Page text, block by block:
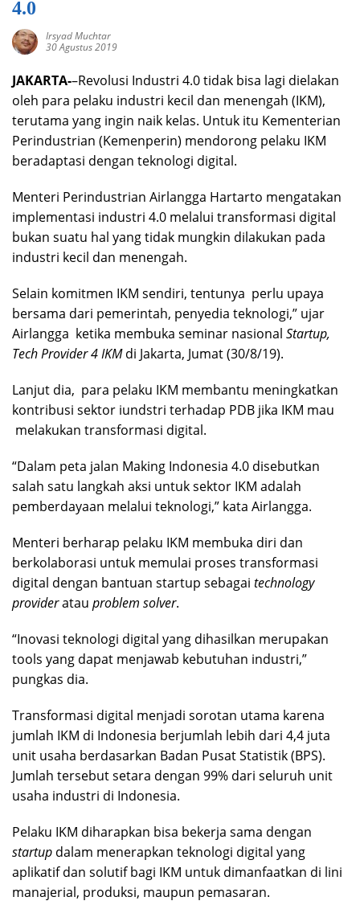
4.0
Irsyad Muchtar
30 Agustus 2019
JAKARTA-–Revolusi Industri 4.0 tidak bisa lagi dielakan
oleh para pelaku industri kecil dan menengah (IKM),
terutama yang ingin naik kelas. Untuk itu Kementerian
Perindustrian (Kemenperin) mendorong pelaku IKM
beradaptasi dengan teknologi digital.
Menteri Perindustrian Airlangga Hartarto mengatakan
implementasi industri 4.0 melalui transformasi digital
bukan suatu hal yang tidak mungkin dilakukan pada
industri kecil dan menengah.
Selain komitmen IKM sendiri, tentunya perlu upaya
bersama dari pemerintah, penyedia teknologi,” ujar
Airlangga ketika membuka seminar nasional Startup,
Tech Provider 4 IKMdi Jakarta, Jumat (30/8/19).
Lanjut dia, para pelaku IKM membantu meningkatkan
kontribusi sektor iundstri terhadap PDB jika IKM mau
melakukan transformasi digital.
“Dalam peta jalan Making Indonesia 4.0 disebutkan
salah satu langkah aksi untuk sektor IKM adalah
pemberdayaan melalui teknologi,” kata Airlangga.
Menteri berharap pelaku IKM membuka diri dan
berkolaborasi untuk memulai proses transformasi
digital dengan bantuan startup sebagai technology
provideratau problem solver.
“Inovasi teknologi digital yang dihasilkan merupakan
tools yang dapat menjawab kebutuhan industri,”
pungkas dia.
Transformasi digital menjadi sorotan utama karena
jumlah IKM di Indonesia berjumlah lebih dari 4,4 juta
unit usaha berdasarkan Badan Pusat Statistik (BPS).
Jumlah tersebut setara dengan 99% dari seluruh unit
usaha industri di Indonesia.
Pelaku IKM diharapkan bisa bekerja sama dengan
startup dalam menerapkan teknologi digital yang
aplikatif dan solutif bagi IKM untuk dimanfaatkan di lini
manajerial, produksi, maupun pemasaran.